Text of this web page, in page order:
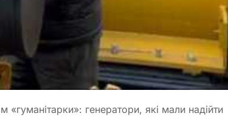
генератори, які мали надійти